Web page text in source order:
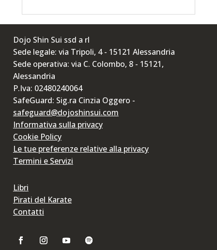
Dojo Shin Sui ssd a rl
Sede legale: via Tripoli, 4 - 15121 Alessandria
Sede operativa: via C. Colombo, 8 - 15121,
Alessandria
P.Iva: 02480240064
SafeGuard: Sig.ra Cinzia Oggero -
safeguard@dojoshinsui.com
Informativa sulla privacy
Cookie Policy
Le tue preferenze relative alla privacy
Termini e Servizi
Libri
Pirati del Karate
Contatti